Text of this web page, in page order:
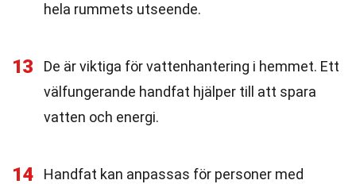
hela rummets utseende.
13
De är viktiga för vattenhantering i hemmet. Ett
välfungerande handfat hjälper till att spara
vatten och energi.
14
Handfat kan anpassas för personer med